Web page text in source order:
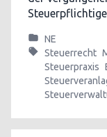
NE
Steuerrecht
Steuerpraxis